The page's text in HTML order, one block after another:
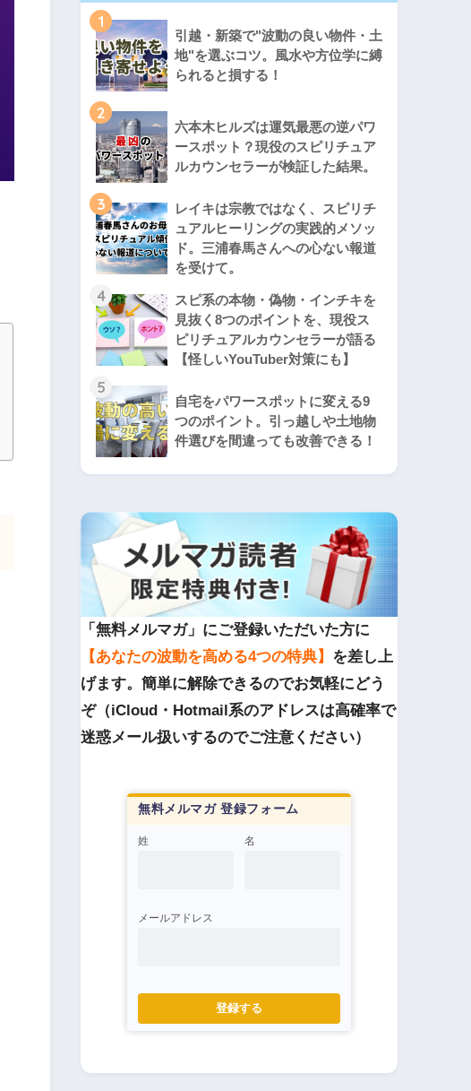
1
引越・新築で"波動の良い物件・土
地"を選ぶコツ。風水や方位学に縛
られると損する！
2
六本木ヒルズは運気最悪の逆パワ
ースポット？現役のスピリチュア
ルカウンセラーが検証した結果。
3
レイキは宗教ではなく、スピリチ
ュアルヒーリングの実践的メソッ
ド。三浦春馬さんへの心ない報道
を受けて。
4
スピ系の本物・偽物・インチキを
見抜く8つのポイントを、現役ス
ピリチュアルカウンセラーが語る
【怪しいYouTuber対策にも】
5
自宅をパワースポットに変える9
つのポイント。引っ越しや土地物
件選びを間違っても改善できる！
「無料メルマガ」にご登録いただいた方に
【あなたの波動を高める4つの特典】 を差し上
げます。簡単に解除できるのでお気軽にどう
ぞ（iCloud・Hotmail系のアドレスは高確率で
迷惑メール扱いするのでご注意ください）
無料メルマガ 登録フォーム
姓 名
メールアドレス
登録する